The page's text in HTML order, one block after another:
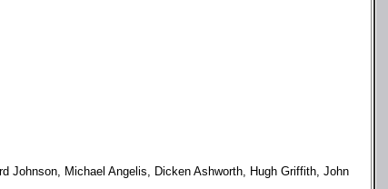
Johnson, Michael Angelis, Dicken Ashworth, Hugh Griffith, John